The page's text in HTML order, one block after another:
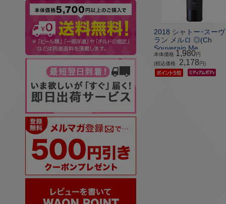
2018 シャトー･スー
ラン メルロ ◎(Ch
Souverain Me...
本体価格 1,980円
(税込価格
2,178 円)